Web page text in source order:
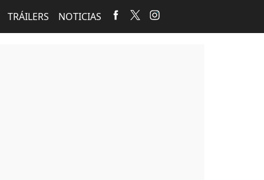
TRÁILERS NOTICIAS